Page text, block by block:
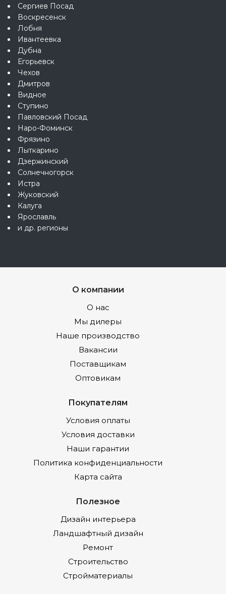
Сергиев Посад
Воскресенск
Лобня
Ивантеевка
Дубна
Егорьевск
Чехов
Дмитров
Видное
Ступино
Павловский Посад
Наро-Фоминск
Фрязино
Лыткарино
Дзержинский
Солнечногорск
Истра
Жуковский
Калуга
Ярославль
и др. регионы
О компании
О нас
Мы дилеры
Наше производство
Вакансии
Поставщикам
Оптовикам
Покупателям
Условия оплаты
Условия доставки
Наши гарантии
Политика конфиденциальности
Карта сайта
Полезное
Дизайн интерьера
Ландшафтный дизайн
Ремонт
Строительство
Стройматериалы